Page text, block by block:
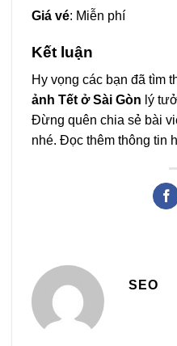
Giá vé: Miễn phí
Kết luận
Hy vọng các bạn đã tìm
ảnh Tết ở Sài Gòn lý
Đừng quên chia sẻ bài
nhé. Đọc thêm thông tin
SEO